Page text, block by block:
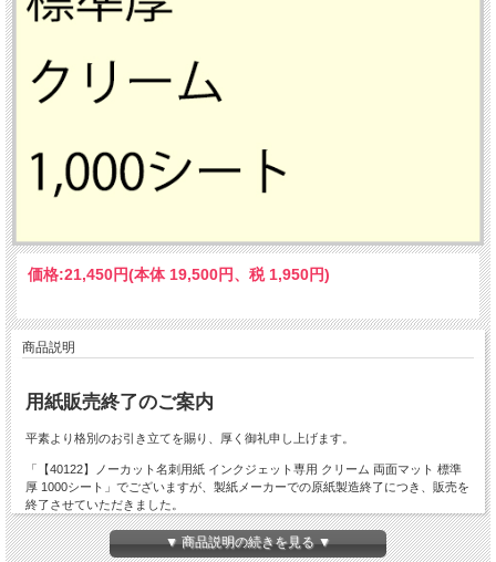
価格:21,450円(本体 19,500円、税 1,950円)
商品説明
用紙販売終了のご案内
平素より格別のお引き立てを賜り、厚く御礼申し上げます。
「【40122】ノーカット名刺用紙 インクジェット専用 クリーム 両面マット 標準
厚 1000シート」でございますが、製紙メーカーでの原紙製造終了につき、販売を
終了させていただきました。
お客様にはご不便、ご迷惑をお掛けし誠に申し訳ございませんが、何卒ご了承賜
りますようお願い申し上げます。
▼ 商品説明の続きを見る ▼